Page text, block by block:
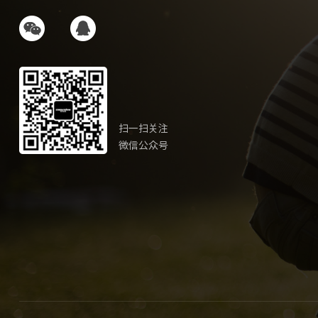
扫一扫关注
微信公众号